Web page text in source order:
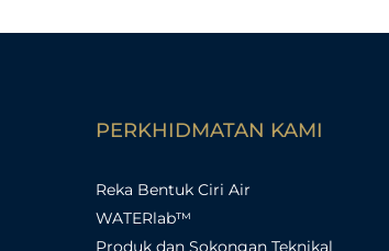
PERKHIDMATAN KAMI
Reka Bentuk Ciri Air
WATERlab™
Produk dan Sokongan Teknikal